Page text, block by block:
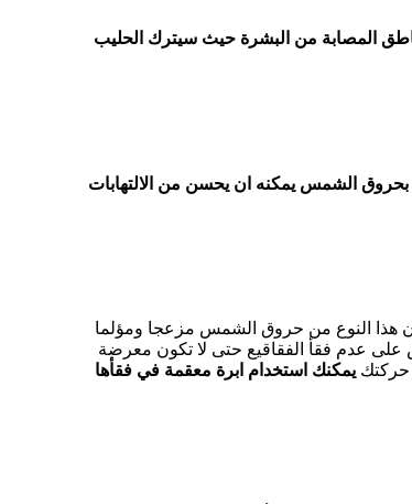
المصابة من البشرة حيث سيترك الحليب
بحروق الشمس يمكنه ان يحسن من الالتهابات
هذا النوع من حروق الشمس مزعجا ومؤلما
عدم فقأ الفقاقيع حتى لا تكون معرضة
حركتك يمكنك استخدام ابرة معقمة في فقأها